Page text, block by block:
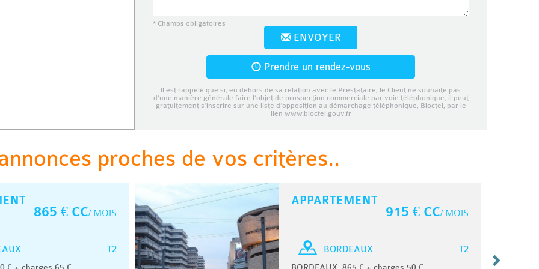
* Champs obligatoires
ENVOYER
Prendre un rendez-vous
Il est rappelé que si, en dehors de sa relation avec le Prestataire, le Client ne souhaite pas
d’une manière générale faire l’objet de prospection commerciale par voie téléphonique, il peut
gratuitement s’inscrire sur une liste d’opposition au démarchage téléphonique, Bloctel, par le
lien www.bloctel.gouv.fr
proches de vos critères..
865 € CC/ MOIS
T2
APPARTEMENT
915 € CC/ MOIS
T2
BORDEAUX